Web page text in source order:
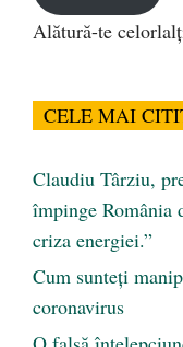
Alătură-te
CELE MAI
Claudiu Târziu,
împinge România
criza energiei.”
Cum sunteți
coronavirus